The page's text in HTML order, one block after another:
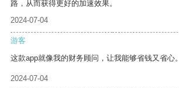
路，从而获得更好的加速效果。
2024-07-04
游客
这款app就像我的财务顾问，让我能够省钱又省心。
2024-07-04